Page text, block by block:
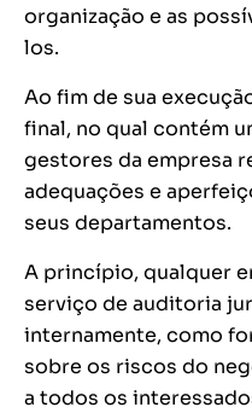
organização e as
los.
Ao fim de sua
final, no qual contém
gestores da empresa
adequações e
seus departamentos.
A princípio, qualquer
serviço de auditoria
internamente, como
sobre os riscos do
a todos os